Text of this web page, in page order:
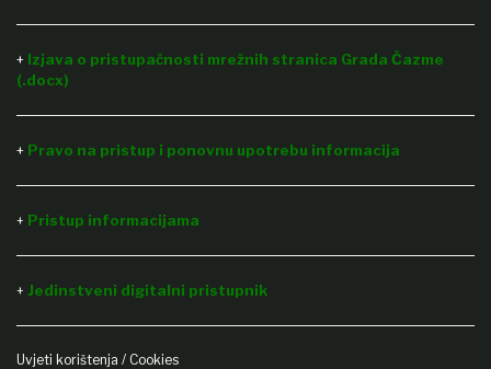
+ Izjava o pristupačnosti mrežnih stranica Grada Čazme
(.docx)
+ Pravo na pristup i ponovnu upotrebu informacija
+ Pristup informacijama
+ Jedinstveni digitalni pristupnik
Uvjeti korištenja / Cookies